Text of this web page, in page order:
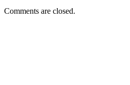
Comments are closed.